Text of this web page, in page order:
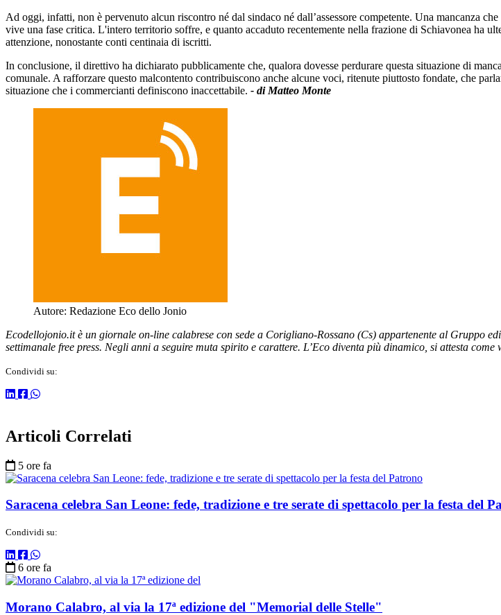
Ad oggi, infatti, non è pervenuto alcun riscontro né dal sindaco né dall’assessore competente. Una mancanza
vive una fase critica. L'intero territorio soffre, e quanto accaduto recentemente nella frazione di Schiavonea ha
attenzione, nonostante conti centinaia di iscritti.
In conclusione, il direttivo ha dichiarato pubblicamente che, qualora dovesse perdurare questa situazione di
comunale. A rafforzare questo malcontento contribuiscono anche alcune voci, ritenute piuttosto fondate, che
situazione che i commercianti definiscono inaccettabile. - di Matteo Monte
Autore: Redazione Eco dello Jonio
Ecodellojonio.it è un giornale on-line calabrese con sede a Corigliano-Rossano (Cs) appartenente al Gruppo
settimanale free press. Negli anni a seguire muta spirito e carattere. L’Eco diventa più dinamico, si attesta
Condividi su:
Articoli Correlati
5 ore fa
Saracena celebra San Leone: fede, tradizione e tre serate di spettacolo per la festa del
Condividi su:
6 ore fa
Morano Calabro, al via la 17ª edizione del "Memorial delle Stelle"